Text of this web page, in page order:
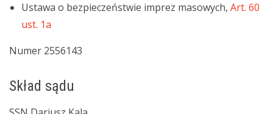
Ustawa o bezpieczeństwie imprez masowych, Art. 60
ust. 1a
Numer 2556143
Skład sądu